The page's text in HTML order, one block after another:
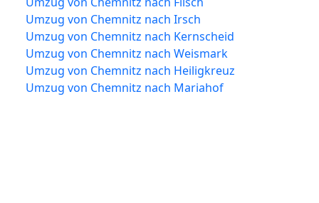
Umzug von Chemnitz nach Irsch
Umzug von Chemnitz nach Kernscheid
Umzug von Chemnitz nach Weismark
Umzug von Chemnitz nach Heiligkreuz
Umzug von Chemnitz nach Mariahof